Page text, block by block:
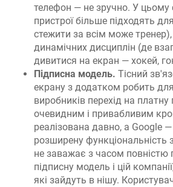
телефон — не зручно. У цьому
пристрої більше підходять
стежити за всім може тренер),
динамічних дисциплін (де
дивитися на екран — хокей,
Підписна модель. Тісний
екрану з додатком робить
виробників перехід на платну
очевидним і привабливим
реалізована давно, а Google
розширену функціональність
не заважає з часом повністю
підписну модель і цій
які зайдуть в нішу.